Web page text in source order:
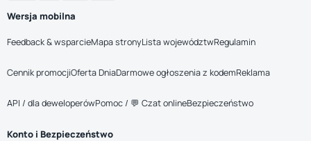
Wersja mobilna
Feedback & wsparcieMapa stronyLista województwRegulamin
Cennik promocjiOferta DniaDarmowe ogłoszenia z kodemReklama
API / dla deweloperówPomoc / 💬 Czat onlineBezpieczeństwo
Konto i Bezpieczeństwo